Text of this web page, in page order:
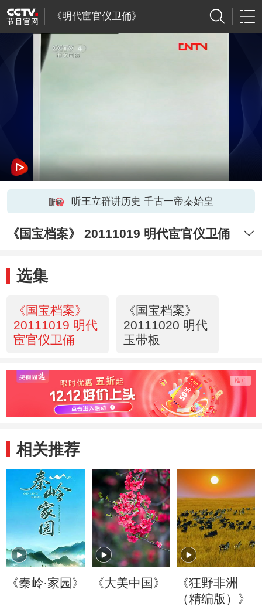
《明代宦官仪卫俑》
听王立群讲历史 千古一帝秦始皇
《国宝档案》 20111019 明代宦官仪卫俑
选集
《国宝档案》
20111019 明代
宦官仪卫俑
《国宝档案》
20111020 明代
玉带板
相关推荐
《秦岭·家园》 《大美中国》
《狂野非洲
（精编版）》